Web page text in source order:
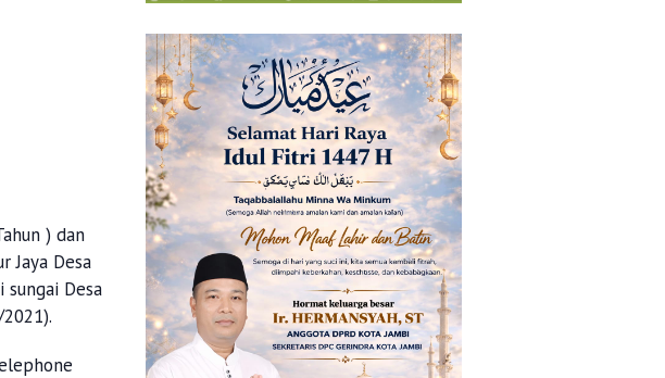
) dan
Jaya Desa
Desa